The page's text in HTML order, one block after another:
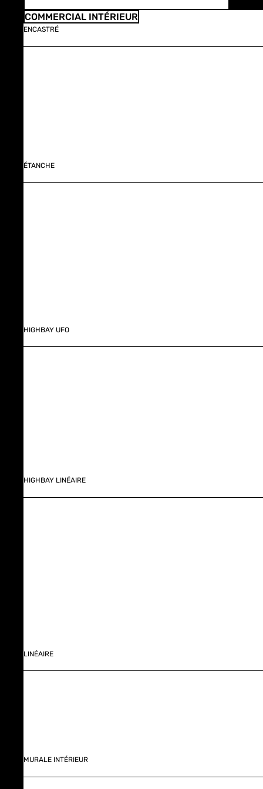
COMMERCIAL INTÉRIEUR
ENCASTRÉ
ÉTANCHE
HIGHBAY UFO
HIGHBAY LINÉAIRE
LINÉAIRE
MURALE INTÉRIEUR